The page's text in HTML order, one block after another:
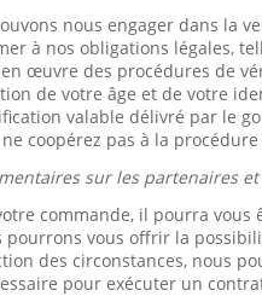
nous engager dans la
à nos obligations légales,
œuvre des procédures de
de votre âge et de votre
valable délivré par le
coopérez pas à la
sur les partenaires
commande, il pourra
pourrons vous offrir la
des circonstances, nous
pour exécuter un